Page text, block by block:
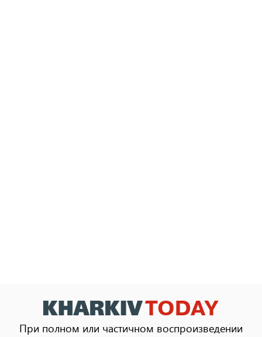
При полном или частичном воспроизведении